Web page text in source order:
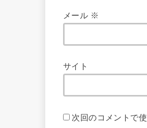
メール ※
サイト
次回のコメントで